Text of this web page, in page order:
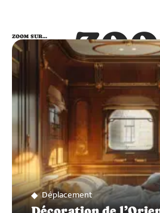
ZOOM SUR…
Déplacement